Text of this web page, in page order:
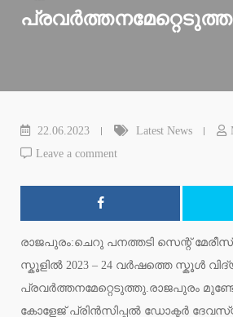
22.06.2023 Latest News
Leave a comment
രാജപുരം:ചെറു പനത്തടി സെന്റ്
സ്കൂളിൽ 2023 – 24 വർഷത്തെ സ്കൂൾ
പ്രവർത്തനമേറ്റെടുത്തു.രാജപുരം
കോളേജ് പ്രിൻസിപ്പൽ ഡോക്ടർ